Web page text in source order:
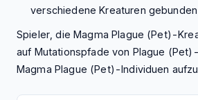
verschiedene Kreaturen
Spieler, die Magma Plague (Pet)-
auf Mutationspfade von Plague
Magma Plague (Pet)-Individuen